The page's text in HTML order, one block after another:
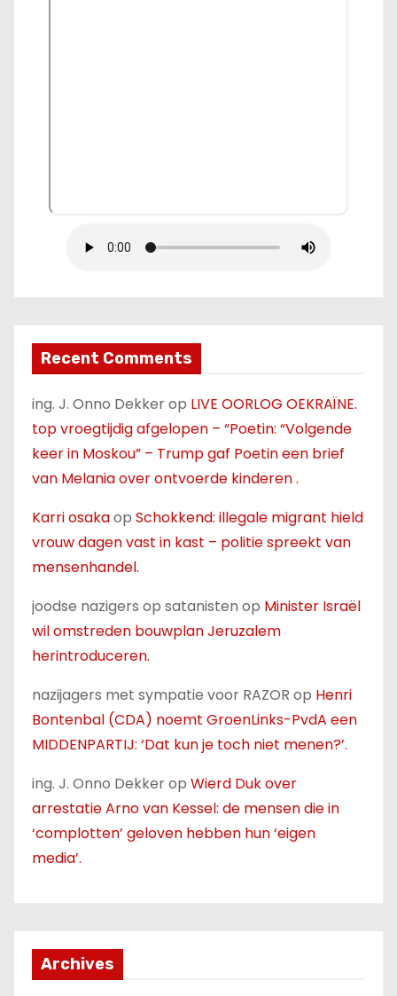
Recent Comments
ing. J. Onno Dekkerop LIVE OORLOG OEKRAÏNE.
top vroegtijdig afgelopen – “Poetin: “Volgende
keer in Moskou” – Trump gaf Poetin een brief
van Melania over ontvoerde kinderen .
Karri osakaop Schokkend: illegale migrant hield
vrouw dagen vast in kast – politie spreekt van
mensenhandel.
joodse nazigers op satanisten op Minister Israël
wil omstreden bouwplan Jeruzalem
herintroduceren.
nazijagers met sympatie voor RAZOR op Henri
Bontenbal (CDA) noemt GroenLinks-PvdA een
MIDDENPARTIJ: ‘Dat kun je toch niet menen?’.
ing. J. Onno Dekkerop Wierd Duk over
arrestatie Arno van Kessel: de mensen die in
‘complotten’ geloven hebben hun ‘eigen
media’.
Archives